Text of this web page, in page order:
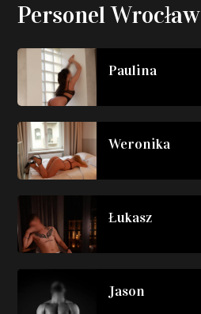
Personel Wrocław
Paulina
Weronika
Łukasz
Jason